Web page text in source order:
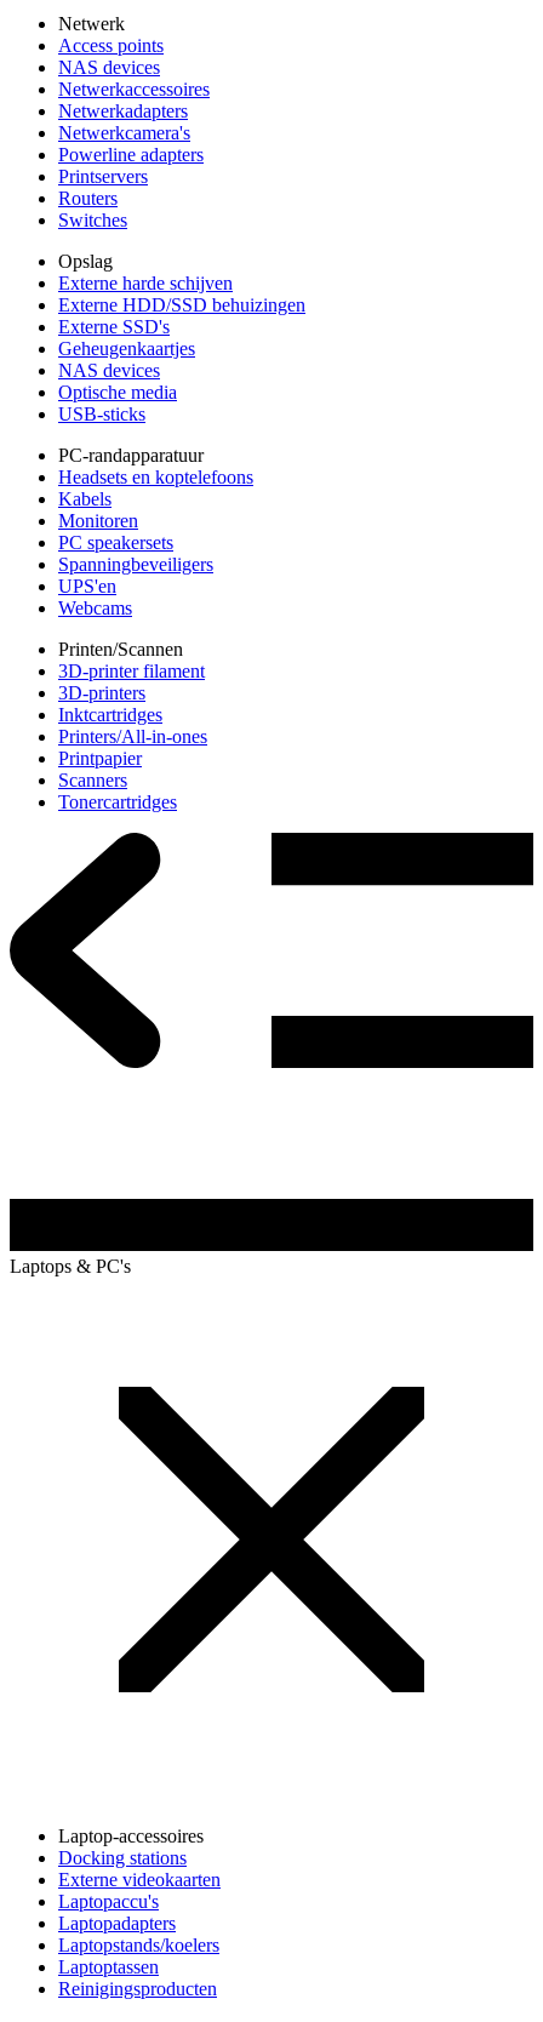
Netwerk
Access points
NAS devices
Netwerkaccessoires
Netwerkadapters
Netwerkcamera's
Powerline adapters
Printservers
Routers
Switches
Opslag
Externe harde schijven
Externe HDD/SSD behuizingen
Externe SSD's
Geheugenkaartjes
NAS devices
Optische media
USB-sticks
PC-randapparatuur
Headsets en koptelefoons
Kabels
Monitoren
PC speakersets
Spanningbeveiligers
UPS'en
Webcams
Printen/Scannen
3D-printer filament
3D-printers
Inktcartridges
Printers/All-in-ones
Printpapier
Scanners
Tonercartridges
Laptops & PC's
Laptop-accessoires
Docking stations
Externe videokaarten
Laptopaccu's
Laptopadapters
Laptopstands/koelers
Laptoptassen
Reinigingsproducten